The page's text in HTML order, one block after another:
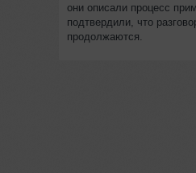
они описали процесс
подтвердили, что
продолжаются.